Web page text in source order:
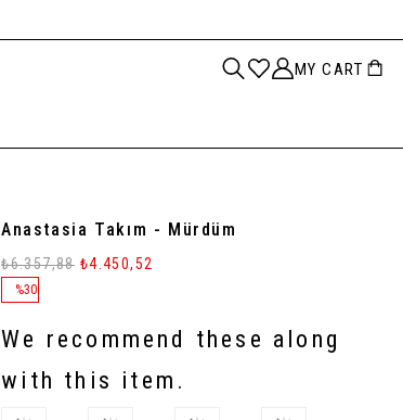
MY CART
Anastasia Takım - Mürdüm
%30
₺6.357,88 ₺4.450,52
We recommend these along
with this item.